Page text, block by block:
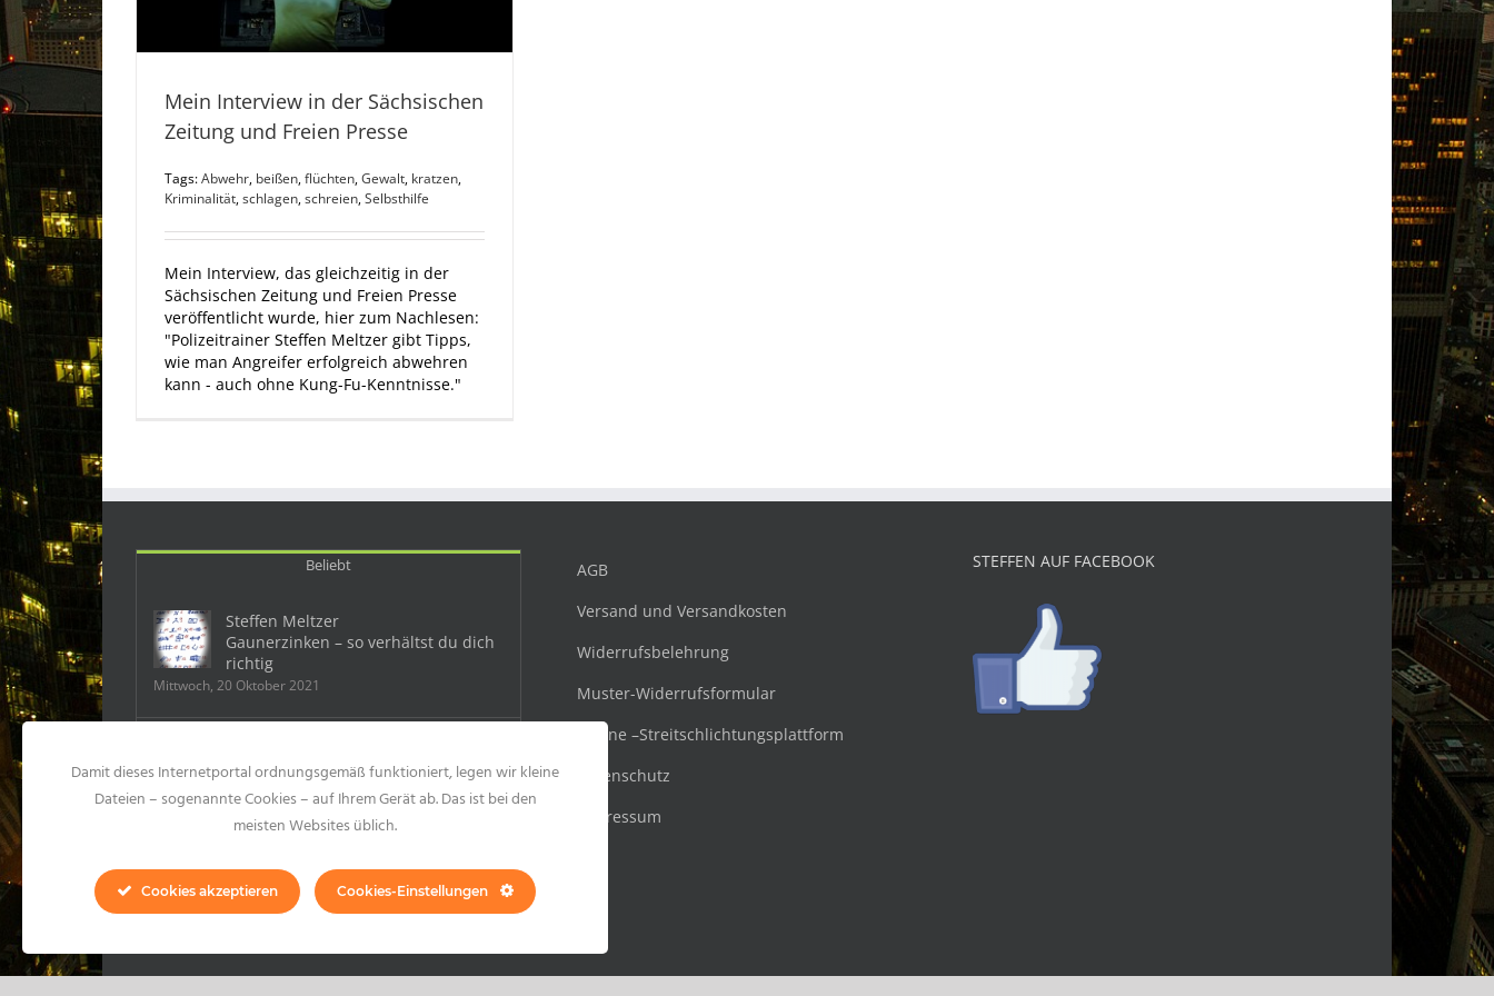
Mein Interview in der Sächsischen
Zeitung und Freien Presse
Tags:Abwehr, beißen,flüchten,Gewalt, kratzen,
Kriminalität,schlagen,schreien,Selbsthilfe
Mein Interview, das gleichzeitig in der
Sächsischen Zeitung und Freien Presse
veröffentlicht wurde, hier zum Nachlesen:
"Polizeitrainer Steffen Meltzer gibt Tipps,
wie man Angreifer erfolgreich abwehren
kann - auch ohne Kung-Fu-Kenntnisse."
Beliebt
Steffen Meltzer
Gaunerzinken – so verhältst du dich
richtig
Mittwoch, 20 Oktober 2021
dem Chef 500 000 Euro
Samstag, 23 Mai 2015
konkrete Mobbinghandlungen
Montag, 20 Juli 2020
AGB
Versand und Versandkosten
Widerrufsbelehrung
Muster-Widerrufsformular
Online –Streitschlichtungsplattform
Datenschutz
Impressum
STEFFEN AUF FACEBOOK
Damit dieses Internetportal ordnungsgemäß funktioniert, legen wir kleine
Dateien – sogenannte Cookies – auf Ihrem Gerät ab. Das ist bei den
meisten Websites üblich.
Cookies akzeptieren Cookies-Einstellungen